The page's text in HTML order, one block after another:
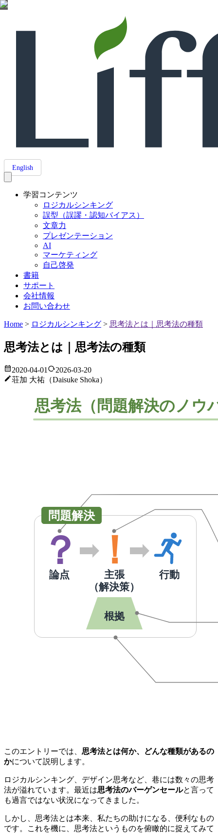
English
学習コンテンツ
ロジカルシンキング
誤型（誤謬・認知バイアス）
文章力
プレゼンテーション
AI
マーケティング
自己啓発
書籍
サポート
会社情報
お問い合わせ
Home > ロジカルシンキング > 思考法とは｜思考法の種類
思考法とは｜思考法の種類
2020-04-01
2026-03-20
荘加 大祐（Daisuke Shoka）
このエントリーでは、 思考法とは何か、どんな種類があるの
かについて説明します。
ロジカルシンキング、デザイン思考など、巷には数々の思考
法が溢れています。最近は思考法のバーゲンセールと言って
も過言ではない状況になってきました。
しかし、思考法とは本来、私たちの助けになる、便利なもの
です。これを機に、思考法というものを俯瞰的に捉えてみて